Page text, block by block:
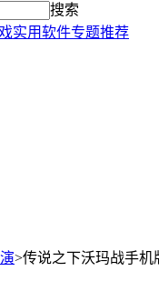
搜索
实用软件专题推荐
>传说之下沃玛战手机